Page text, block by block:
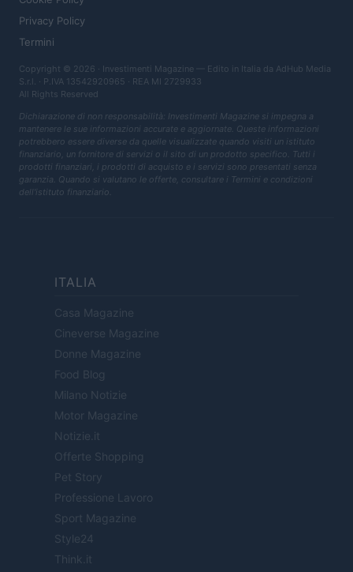
Privacy Policy
Termini
Copyright © 2026 · Investimenti Magazine — Edito in Italia da AdHub Media
S.r.l. · P.IVA 13542920965 · REA MI 2729933
All Rights Reserved
Dichiarazione di non responsabilità: Investimenti Magazine si impegna a
mantenere le sue informazioni accurate e aggiornate. Queste informazioni
potrebbero essere diverse da quelle visualizzate quando visiti un istituto
finanziario, un fornitore di servizi o il sito di un prodotto specifico. Tutti i
prodotti finanziari, i prodotti di acquisto e i servizi sono presentati senza
garanzia. Quando si valutano le offerte, consultare i Termini e condizioni
dell'istituto finanziario.
ITALIA
Casa Magazine
Cineverse Magazine
Donne Magazine
Food Blog
Milano Notizie
Motor Magazine
Notizie.it
Offerte Shopping
Pet Story
Professione Lavoro
Sport Magazine
Style24
Think.it